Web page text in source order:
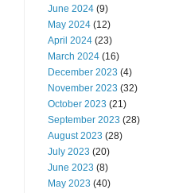
June 2024 (9)
May 2024 (12)
April 2024 (23)
March 2024 (16)
December 2023 (4)
November 2023 (32)
October 2023 (21)
September 2023 (28)
August 2023 (28)
July 2023 (20)
June 2023 (8)
May 2023 (40)